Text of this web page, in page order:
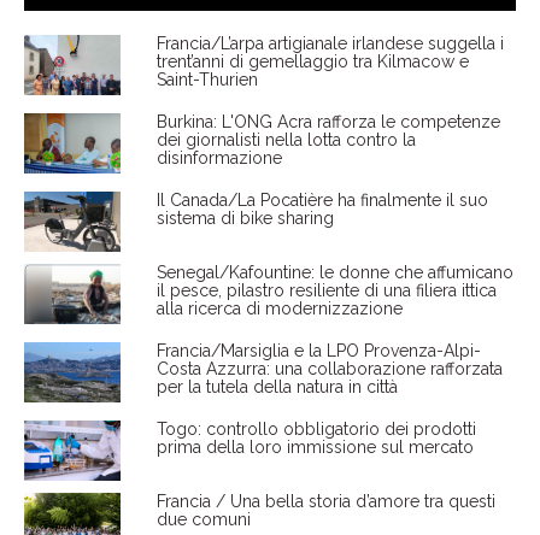
Francia/L’arpa artigianale irlandese suggella i
trent’anni di gemellaggio tra Kilmacow e
Saint-Thurien
Burkina: L'ONG Acra rafforza le competenze
dei giornalisti nella lotta contro la
disinformazione
Il Canada/La Pocatière ha finalmente il suo
sistema di bike sharing
Senegal/Kafountine: le donne che affumicano
il pesce, pilastro resiliente di una filiera ittica
alla ricerca di modernizzazione
Francia/Marsiglia e la LPO Provenza-Alpi-
Costa Azzurra: una collaborazione rafforzata
per la tutela della natura in città
Togo: controllo obbligatorio dei prodotti
prima della loro immissione sul mercato
Francia / Una bella storia d’amore tra questi
due comuni